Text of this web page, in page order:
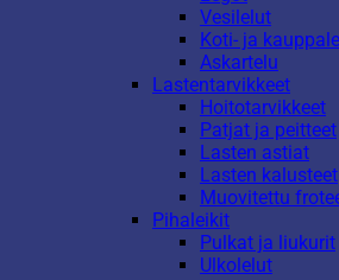
Vesilelut
Koti- ja
Askartelu
Lastentarvikkeet
Hoitotarvikkeet
Patjat ja peitteet
Lasten astiat
Lasten kalusteet
Muovitettu
Pihaleikit
Pulkat ja liukurit
Ulkolelut